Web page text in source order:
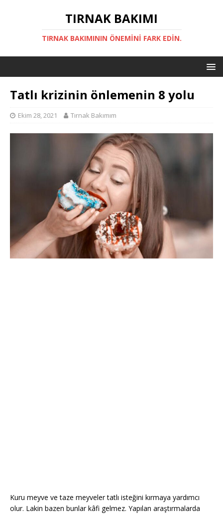
TIRNAK BAKIMI
TIRNAK BAKIMININ ÖNEMINI FARK EDIN.
Tatlı krizinin önlemenin 8 yolu
Ekim 28, 2021 Tırnak Bakımım
Kuru meyve ve taze meyveler tatlı isteğini kırmaya yardımcı
olur. Lakin bazen bunlar kâfi gelmez. Yapılan araştırmalarda